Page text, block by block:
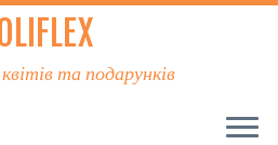
та подарунків